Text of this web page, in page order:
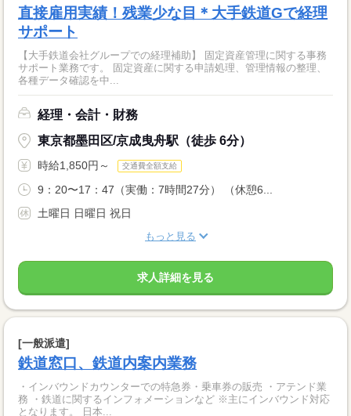
直接雇用実績！残業少な目＊大手鉄道Gで経理
サポート
【大手鉄道会社グループでの経理補助】 固定資産管理に関する事務
サポート業務です。 固定資産に関する申請処理、管理情報の整理、
各種データ確認を中...
経理・会計・財務
東京都墨田区/京成曳舟駅（徒歩 6分）
時給1,850円～ 交通費全額支給
9：20〜17：47（実働：7時間27分） （休憩6...
土曜日 日曜日 祝日
もっと見る
求人詳細を見る
[一般派遣]
鉄道窓口、鉄道内案内業務
・インバウンドカウンターでの特急券・乗車券の販売 ・アテンド業
務 ・鉄道に関するインフォメーションなど ※主にインバウンド対応
となります。 日本...